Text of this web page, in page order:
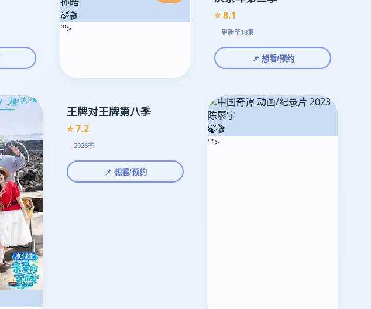
🍃🎬
'">
⭐ 8.1
更新至18集
📌 想看/预约
王牌对王牌第八季
⭐ 7.2
2026季
📌 想看/预约
🍃🎬
'">